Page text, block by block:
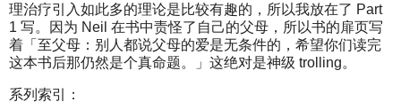
理治疗引入如此多的理论是比较有趣的，所以我放在了 Part
1 写。因为 Neil 在书中责怪了自己的父母，所以书的扉页写
着「至父母：别人都说父母的爱是无条件的，希望你们读完
这本书后那仍然是个真命题。」这绝对是神级 trolling。
系列索引：